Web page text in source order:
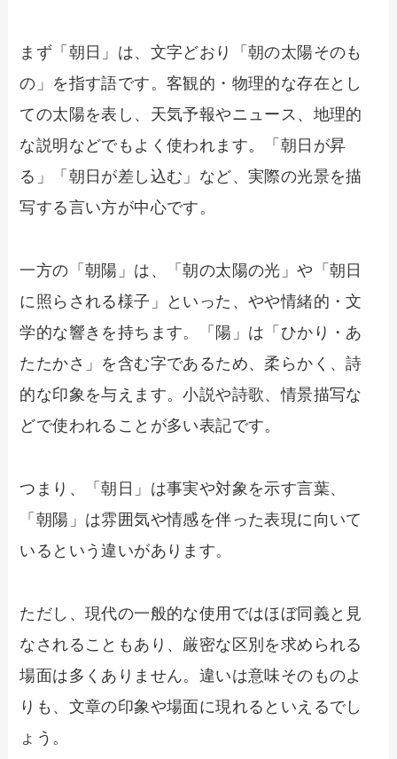
まず「朝日」は、文字どおり「朝の太陽そのも
の」を指す語です。客観的・物理的な存在とし
ての太陽を表し、天気予報やニュース、地理的
な説明などでもよく使われます。「朝日が昇
る」「朝日が差し込む」など、実際の光景を描
写する言い方が中心です。
一方の「朝陽」は、「朝の太陽の光」や「朝日
に照らされる様子」といった、やや情緒的・文
学的な響きを持ちます。「陽」は「ひかり・あ
たたかさ」を含む字であるため、柔らかく、詩
的な印象を与えます。小説や詩歌、情景描写な
どで使われることが多い表記です。
つまり、「朝日」は事実や対象を示す言葉、
「朝陽」は雰囲気や情感を伴った表現に向いて
いるという違いがあります。
ただし、現代の一般的な使用ではほぼ同義と見
なされることもあり、厳密な区別を求められる
場面は多くありません。違いは意味そのものよ
りも、文章の印象や場面に現れるといえるでし
ょう。